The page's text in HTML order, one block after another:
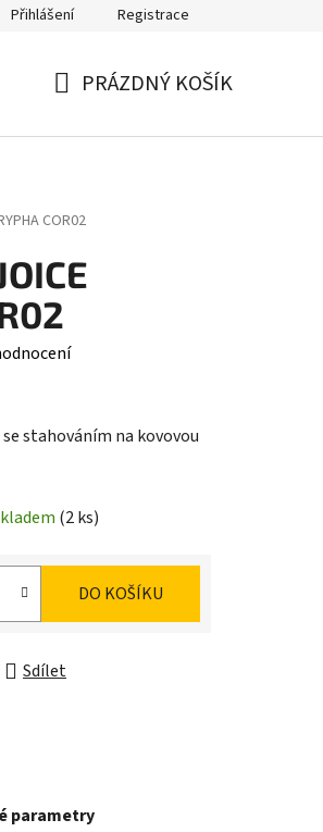
Přihlášení Registrace
PRÁZDNÝ KOŠÍK
COR02
stahováním na kovovou
(2 ks)
DO KOŠÍKU
Sdílet
parametry